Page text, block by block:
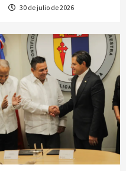
30 de julio de 2026